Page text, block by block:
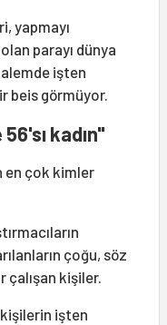
yapmayı
parayı dünya
işten
beis görmüyor.
kadın"
en çok kimler
çoğu, söz
çalışan kişiler.
kişilerin işten